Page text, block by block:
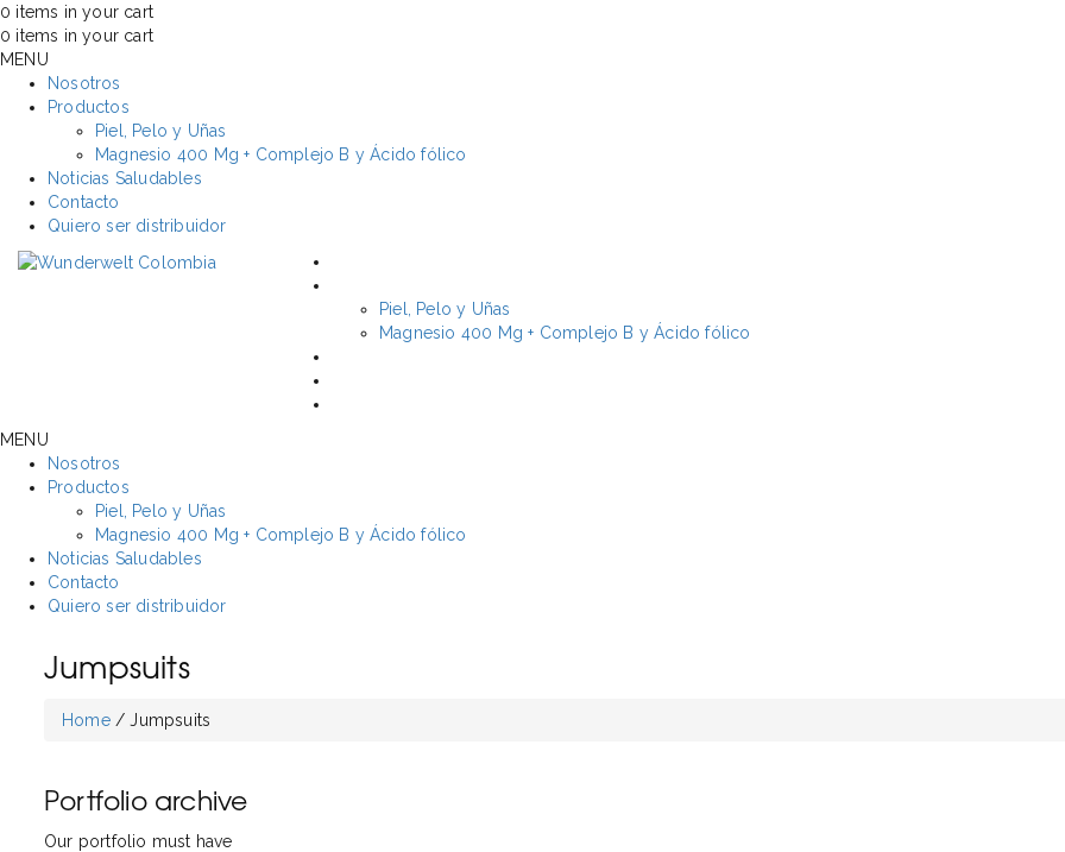
0 items in your cart
0 items in your cart
MENU
Nosotros
Productos
Piel, Pelo y Uñas
Magnesio 400 Mg + Complejo B y Ácido fólico
Noticias Saludables
Contacto
Quiero ser distribuidor
Piel, Pelo y Uñas
Magnesio 400 Mg + Complejo B y Ácido fólico
MENU
Nosotros
Productos
Piel, Pelo y Uñas
Magnesio 400 Mg + Complejo B y Ácido fólico
Noticias Saludables
Contacto
Quiero ser distribuidor
Jumpsuits
Home / Jumpsuits
Portfolio archive
Our portfolio must have